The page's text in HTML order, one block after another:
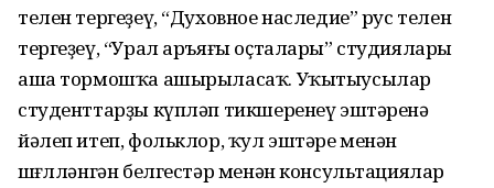
телен тергеҙеү, “Духовное наследие” рус телен
тергеҙеү, “Урал аръяғы оҫталары” студиялары
аша тормошҡа ашырыласаҡ. Уҡытыусылар
студенттарҙы күпләп тикшеренеү эштәренә
йәлеп итеп, фольклор, ҡул эштәре менән
шөғөлләнгән белгестәр менән консультациялар